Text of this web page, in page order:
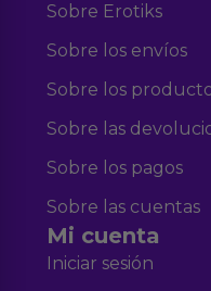
Sobre Erotiks
Sobre los envíos
Sobre los
Sobre las
Sobre los pagos
Sobre las cuentas
Mi cuenta
Iniciar sesión